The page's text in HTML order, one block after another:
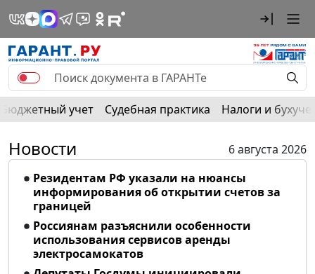
Бюджетный учет Судебная практика Налоги и
Новости
6 августа 2026
Резидентам РФ указали на нюансы
информирования об открытии счетов за
границей
Россиянам разъяснили особенности
использования сервисов аренды
электросамокатов